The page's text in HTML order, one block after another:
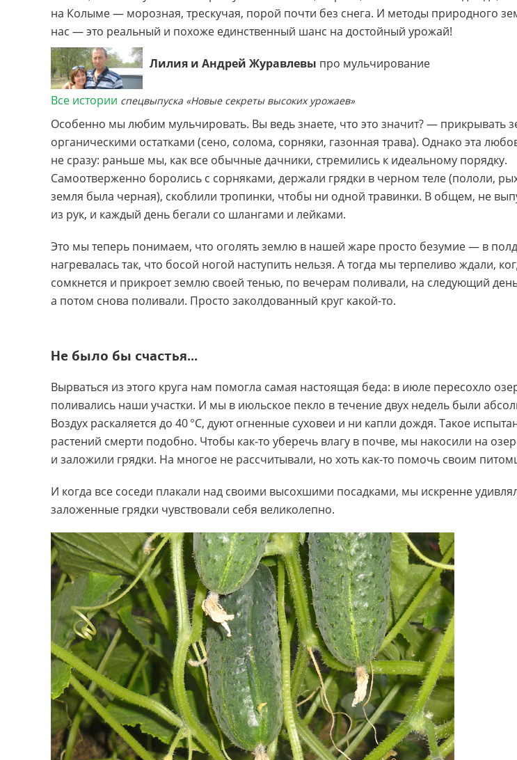
на Колыме — морозная, трескучая, порой почти без снега. И методы природного
нас — это реальный и похоже единственный шанс на достойный урожай!
Лилия и Андрей Журавлевы про мульчирование
Все истории спецвыпуска «Новые секреты высоких урожаев»
Особенно мы любим мульчировать. Вы ведь знаете, что это значит? — прикрывать
органическими остатками (сено, солома, сорняки, газонная трава). Однако эта
не сразу: раньше мы, как все обычные дачники, стремились к идеальному порядку.
Самоотверженно боролись с сорняками, держали грядки в черном теле (пололи,
земля была черная), скоблили тропинки, чтобы ни одной травинки. В общем, не
из рук, и каждый день бегали со шлангами и лейками.
Это мы теперь понимаем, что оголять землю в нашей жаре просто безумие — в
нагревалась так, что босой ногой наступить нельзя. А тогда мы терпеливо ждали,
сомкнется и прикроет землю своей тенью, по вечерам поливали, на следующий
а потом снова поливали. Просто заколдованный круг какой-то.
Не было бы счастья...
Вырваться из этого круга нам помогла самая настоящая беда: в июле пересохло
поливались наши участки. И мы в июльское пекло в течение двух недель были
Воздух раскаляется до 40 °С, дуют огненные суховеи и ни капли дождя. Такое
растений смерти подобно. Чтобы как-то уберечь влагу в почве, мы накосили на
и заложили грядки. На многое не рассчитывали, но хоть как-то помочь своим
И когда все соседи плакали над своими высохшими посадками, мы искренне
заложенные грядки чувствовали себя великолепно.